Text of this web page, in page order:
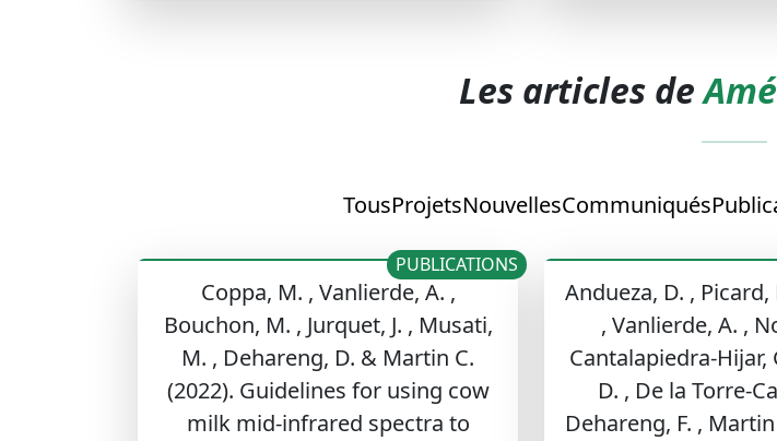
Les articles de
TousProjetsNouvellesCommuniqués
Coppa, M. , Vanlierde, A. ,
Bouchon, M. , Jurquet, J. , Musati,
M. , Dehareng, D. & Martin C.
(2022). Guidelines for using cow
milk mid-infrared spectra to
PUBLICATIONS
Andueza, D. , Picard,
, Vanlierde, A. ,
Cantalapiedra-Hijar,
D. , De la Torre-
Dehareng, F. ,